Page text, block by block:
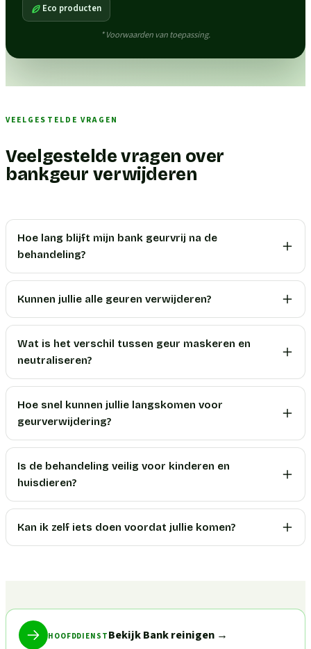
Eco producten
* Voorwaarden van toepassing.
VEELGESTELDE VRAGEN
Veelgestelde vragen over
bankgeur verwijderen
Hoe lang blijft mijn bank geurvrij na de
behandeling?
Kunnen jullie alle geuren verwijderen?
Wat is het verschil tussen geur maskeren en
neutraliseren?
Hoe snel kunnen jullie langskomen voor
geurverwijdering?
Is de behandeling veilig voor kinderen en
huisdieren?
Kan ik zelf iets doen voordat jullie komen?
HOOFDDIENST Bekijk Bank reinigen→